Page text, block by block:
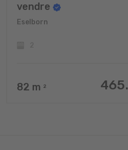
vendre
Eselborn
82 m 2